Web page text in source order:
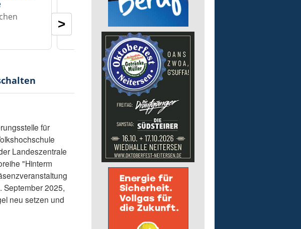
in Teilzeit
Lebenshilfe im Landkreis
GmbH
57537 Wissen
>
für
Landeszentrale
"Hinterm
September 2025,
neu setzen und